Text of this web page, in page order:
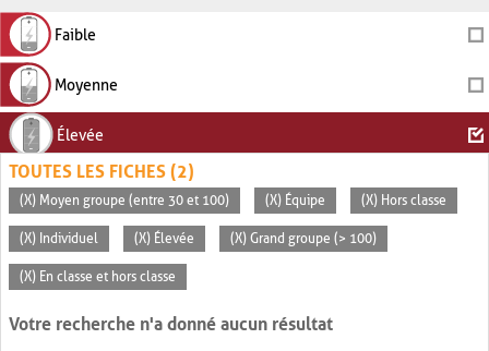
Faible
Moyenne
Élevée
TOUTES LES FICHES (2)
(X) Moyen groupe (entre 30 et 100) (X) Équipe (X) Hors classe
(X) Individuel (X) Élevée (X) Grand groupe (> 100)
(X) En classe et hors classe
Votre recherche n'a donné aucun résultat